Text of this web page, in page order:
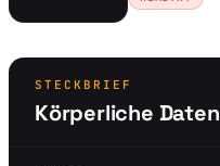
STECKBRIEF
Körperliche Daten